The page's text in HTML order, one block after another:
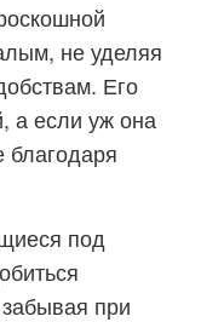
не уделяя
Его
а если уж она
благодаря
под
при